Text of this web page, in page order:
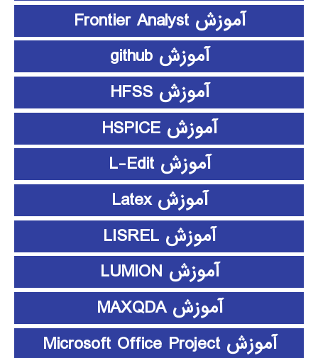
آموزش Frontier Analyst
آموزش github
آموزش HFSS
آموزش HSPICE
آموزش L-Edit
آموزش Latex
آموزش LISREL
آموزش LUMION
آموزش MAXQDA
آموزش Microsoft Office Project